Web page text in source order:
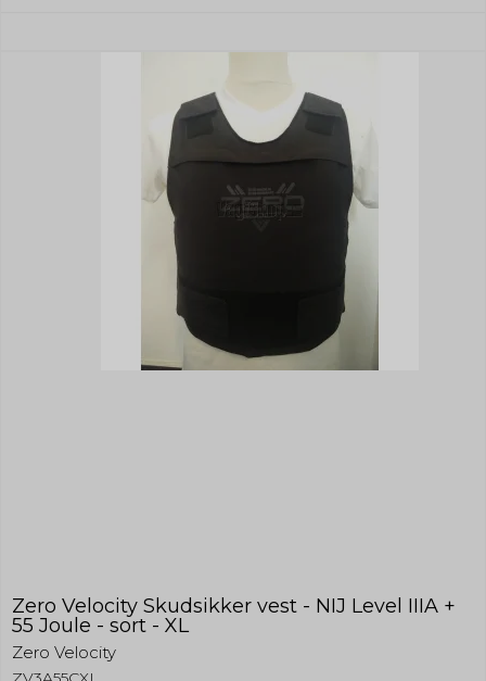
Zero Velocity Skudsikker vest - NIJ Level IIIA +
55 Joule - sort - XL
Zero Velocity